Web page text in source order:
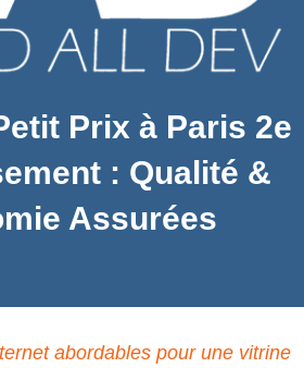
Prix à Paris 2e
: Qualité &
Assurées
abordables pour une vitrine